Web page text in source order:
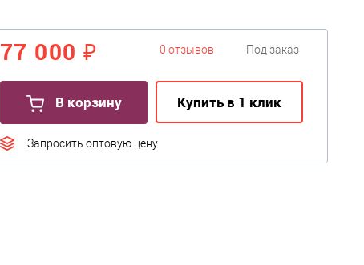
77 000 ₽ 0 отзывов Под заказ
В корзину Купить в 1 клик
Запросить оптовую цену